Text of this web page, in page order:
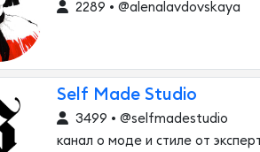
2289 • @alenalavdovskaya
Self Made Studio
3499 • @selfmadestudio
канал о моде и стиле от